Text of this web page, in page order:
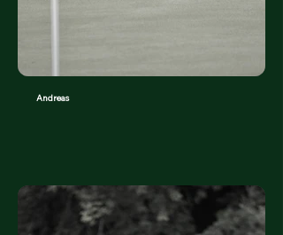
Andreas